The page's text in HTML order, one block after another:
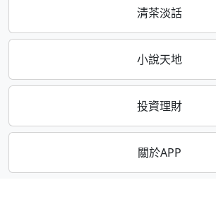
清茶淡話
小說天地
投資理財
關於APP